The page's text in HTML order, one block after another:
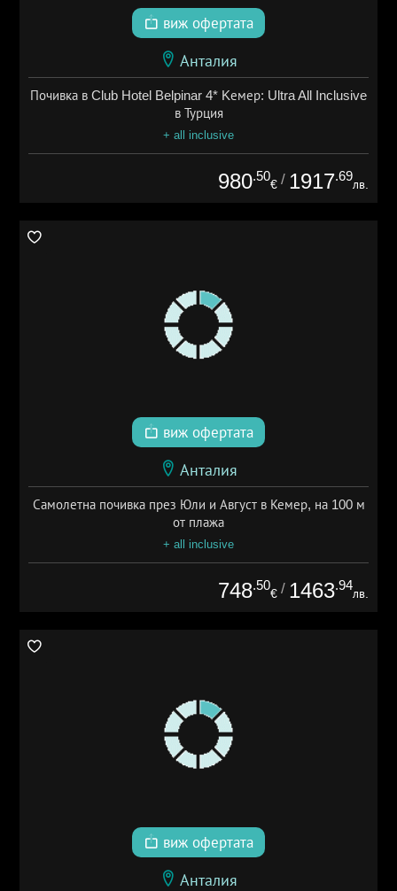
виж офертата
Анталия
Почивка в Club Hotel Belpinar 4* Kемер: Ultra All Inclusive
в Турция
+ all inclusive
980.50
€ / 1917.69
лв.
виж офертата
Анталия
Самолетна почивка през Юли и Август в Кемер, на 100 м
от плажа
+ all inclusive
748.50
€ / 1463.94
лв.
виж офертата
Анталия